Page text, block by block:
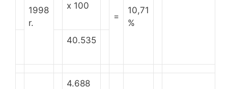
1998
r.
x 100
=
10,71
%
40.535
4.688